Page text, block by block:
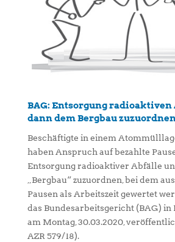
BAG: Entsorgung
dann dem Bergbau
Beschäftigte in einem
haben Anspruch auf bezahlte
Entsorgung radioaktiver Abfälle
„Bergbau“ zuzuordnen, bei dem
Pausen als Arbeitszeit gewertet
das Bundesarbeitsgericht (BAG)
am Montag, 30.03.2020,
AZR 579/18).